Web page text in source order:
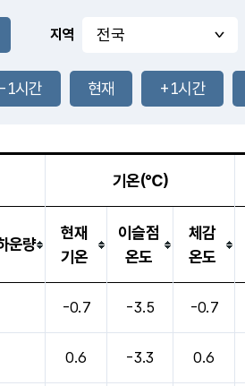
35.0
℃ -mm
지역
-1시간 현재 +1시간
기온(℃)
운량
현재
기온
이슬점
온도
체감
온도
-0.7 -3.5 -0.7
0.6 -3.3 0.6